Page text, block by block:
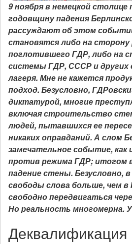
9 ноября в немецкой столице
годовщину падения
рассуждают об этом
становятся либо на
поглотившего ГДР, либо на
системы ГДР, СССР и других
лагеря. Мне не кажется
подход. Безусловно,
диктатурой, многие
включая строительство
людей, пытавшихся ее
никаких оправданий. А слом
замечательное событие, как
против режима ГДР; итогом
падение стены. Безусловно,
свободы слова больше, чем
свободно передвигаться
Но реальность многомерна.
Деквалификация